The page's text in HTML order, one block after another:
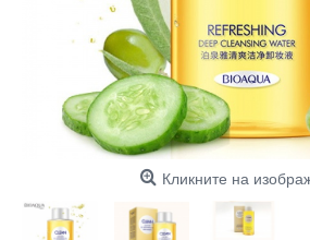
Кликните на